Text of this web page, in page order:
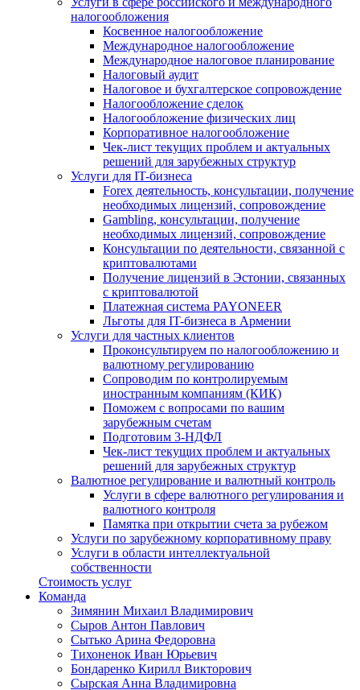
налогообложения
Косвенное налогообложение
Международное налогообложение
Международное налоговое планирование
Налоговый аудит
Налоговое и бухгалтерское сопровождение
Налогообложение сделок
Налогообложение физических лиц
Корпоративное налогообложение
Чек-лист текущих проблем и актуальных
решений для зарубежных структур
Услуги для IT-бизнеса
Forex деятельность, консультации, получение
необходимых лицензий, сопровождение
Gambling, консультации, получение
необходимых лицензий, сопровождение
Консультации по деятельности, связанной с
криптовалютами
Получение лицензий в Эстонии, связанных
с криптовалютой
Платежная система PAYONEER
Льготы для IT-бизнеса в Армении
Услуги для частных клиентов
Проконсультируем по налогообложению и
валютному регулированию
Сопроводим по контролируемым
иностранным компаниям (КИК)
Поможем с вопросами по вашим
зарубежным счетам
Подготовим 3-НДФЛ
Чек-лист текущих проблем и актуальных
решений для зарубежных структур
Валютное регулирование и валютный контроль
Услуги в сфере валютного регулирования и
валютного контроля
Памятка при открытии счета за рубежом
Услуги по зарубежному корпоративному праву
Услуги в области интеллектуальной
собственности
Стоимость услуг
Команда
Зимянин Михаил Владимирович
Сыров Антон Павлович
Сытько Арина Федоровна
Тихоненок Иван Юрьевич
Бондаренко Кирилл Викторович
Сырская Анна Владимировна